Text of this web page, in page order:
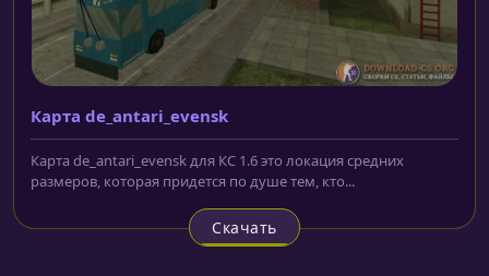
Карта de_antari_evensk
Карта de_antari_evensk для КС 1.6 это локация средних
размеров, которая придется по душе тем, кто...
Скачать